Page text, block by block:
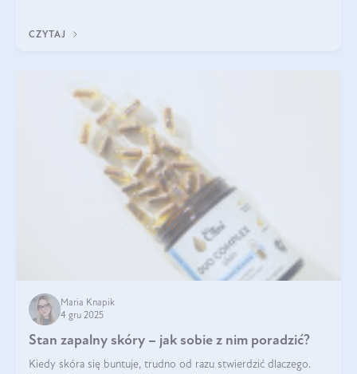
CZYTAJ
Maria Knapik
4 gru 2025
Stan zapalny skóry – jak sobie z nim poradzić?
Kiedy skóra się buntuje, trudno od razu stwierdzić dlaczego.